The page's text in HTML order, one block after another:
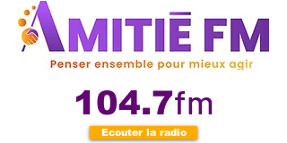
104.7fm
Ecouter la radio